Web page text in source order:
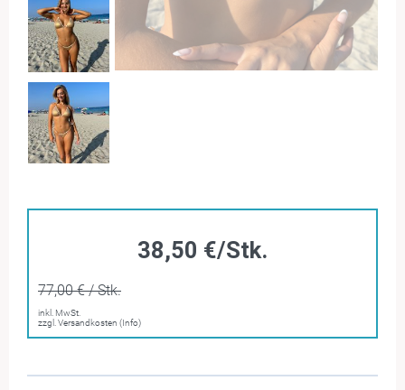
38,50 €/Stk.
77,00 € / Stk.
inkl. MwSt.
zzgl. Versandkosten (Info)